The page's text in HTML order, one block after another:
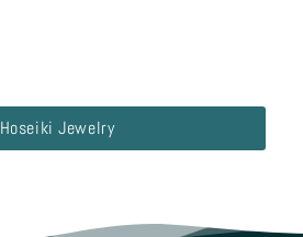
Hoseiki Jewelry